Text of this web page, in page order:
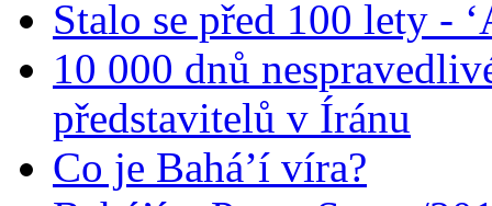
Stalo se před 100 lety -
10 000 dnů
představitelů v Íránu
Co je Bahá’í víra?